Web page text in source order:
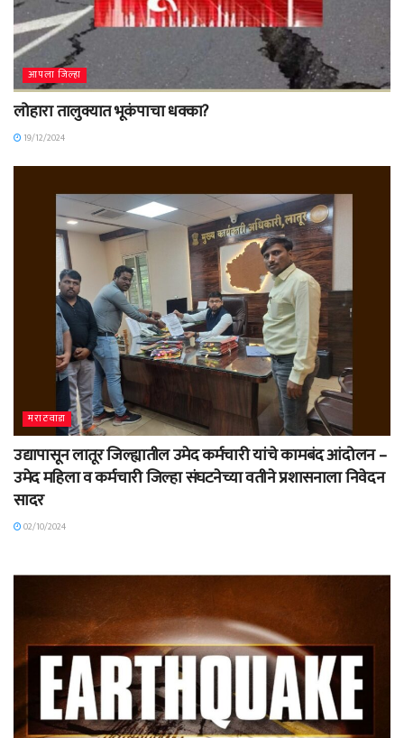
आपला जिल्हा
लोहारा तालुक्यात भूकंपाचा धक्का?
19/12/2024
मराठवाडा
उद्यापासून लातूर जिल्ह्यातील उमेद कर्मचारी यांचे कामबंद आंदोलन –
उमेद महिला व कर्मचारी जिल्हा संघटनेच्या वतीने प्रशासनाला निवेदन
सादर
02/10/2024